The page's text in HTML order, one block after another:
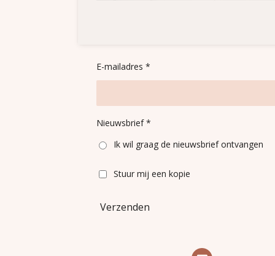
E-mailadres *
Nieuwsbrief *
Ik wil graag de nieuwsbrief ontvangen
Stuur mij een kopie
Verzenden